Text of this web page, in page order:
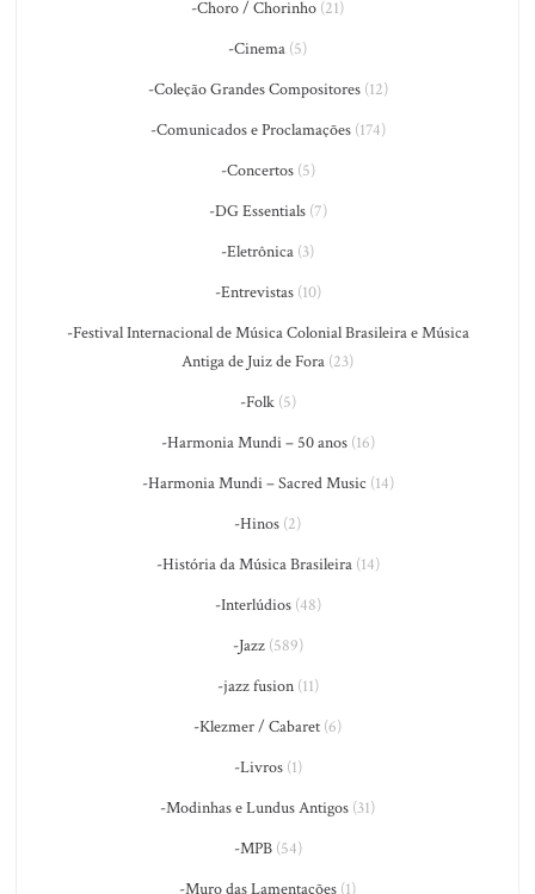
-Choro / Chorinho (21)
-Cinema (5)
-Coleção Grandes Compositores(12)
-Comunicados e Proclamações(174)
-Concertos(5)
-DG Essentials(7)
-Eletrônica (3)
-Entrevistas(10)
-Festival Internacional de Música Colonial Brasileira e Música
Antiga de Juiz de Fora (23)
-Folk(5)
-Harmonia Mundi – 50 anos(16)
-Harmonia Mundi – Sacred Music (14)
-Hinos (2)
-História da Música Brasileira(14)
-Interlúdios(48)
-Jazz(589)
-jazz fusion(11)
-Klezmer / Cabaret (6)
-Livros(1)
-Modinhas e Lundus Antigos (31)
-MPB(54)
-Muro das Lamentações (1)